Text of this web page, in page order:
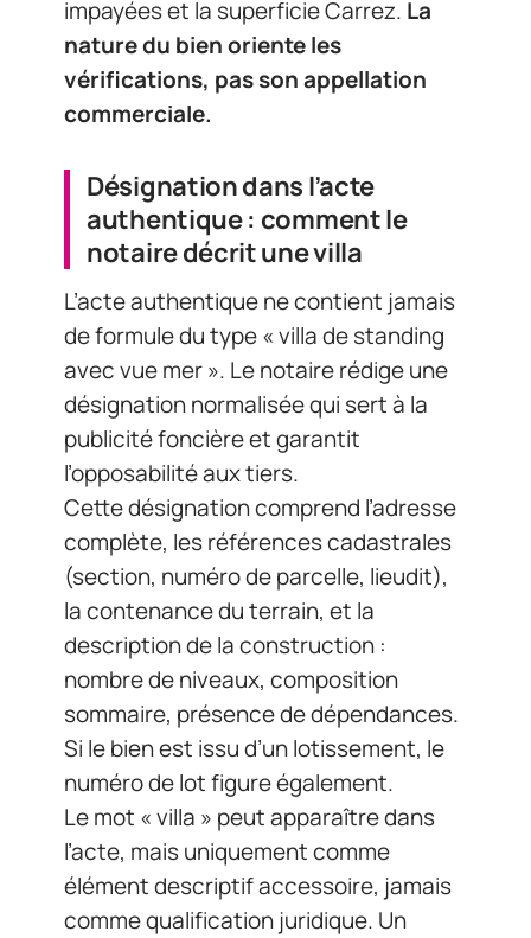
impayées et la superficie Carrez. La
nature du bien oriente les
vérifications, pas son appellation
commerciale.
Désignation dans l’acte
authentique : comment le
notaire décrit une villa
L’acte authentique ne contient jamais
de formule du type « villa de standing
avec vue mer ». Le notaire rédige une
désignation normalisée qui sert à la
publicité foncière et garantit
l’opposabilité aux tiers.
Cette désignation comprend l’adresse
complète, les références cadastrales
(section, numéro de parcelle, lieudit),
la contenance du terrain, et la
description de la construction :
nombre de niveaux, composition
sommaire, présence de dépendances.
Si le bien est issu d’un lotissement, le
numéro de lot figure également.
Le mot « villa » peut apparaître dans
l’acte, mais uniquement comme
élément descriptif accessoire, jamais
comme qualification juridique. Un